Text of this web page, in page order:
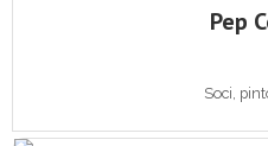
Pep
Soci,